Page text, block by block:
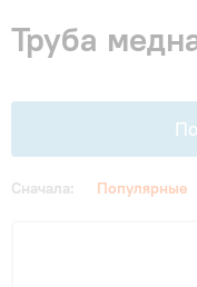
Монтаж
Труба
Сначала: Популярные